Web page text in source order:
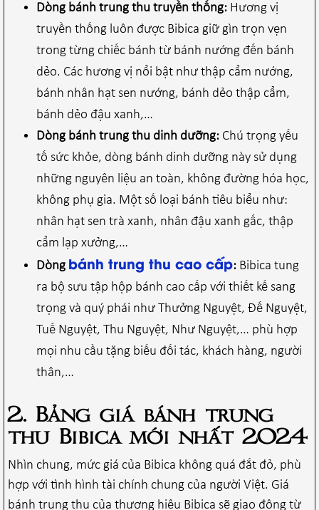
Dòng bánh trung thu truyền thống: Hương vị
truyền thống luôn được Bibica giữ gìn trọn vẹn
trong từng chiếc bánh từ bánh nướng đến bánh
dẻo. Các hương vị nổi bật như thập cẩm nướng,
bánh nhân hạt sen nướng, bánh dẻo thập cẩm,
bánh dẻo đậu xanh,…
Dòng bánh trung thu dinh dưỡng: Chú trọng yếu
tố sức khỏe, dòng bánh dinh dưỡng này sử dụng
những nguyên liệu an toàn, không đường hóa học,
không phụ gia. Một số loại bánh tiêu biểu như:
nhân hạt sen trà xanh, nhân đậu xanh gấc, thập
cẩm lạp xưởng,…
Dòng bánh trung thu cao cấp: Bibica tung
ra bộ sưu tập hộp bánh cao cấp với thiết kế sang
trọng và quý phái như Thưởng Nguyệt, Đế Nguyệt,
Tuế Nguyệt, Thu Nguyệt, Như Nguyệt,… phù hợp
mọi nhu cầu tặng biếu đối tác, khách hàng, người
thân,…
2. Bảng giá bánh trung
thu Bibica mới nhất 2024
Nhìn chung, mức giá của Bibica không quá đắt đỏ, phù
hợp với tình hình tài chính chung của người Việt. Giá
bánh trung thu của thương hiệu Bibica sẽ giao động từ